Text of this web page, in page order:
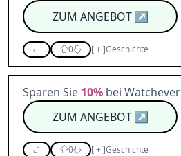
ZUM ANGEBOT↗
0 [+]Geschichte
Sparen Sie 10% bei Watchever
ZUM ANGEBOT↗
0 [+]Geschichte